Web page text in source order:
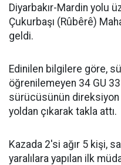
Diyarbakır-Mardin yolu
Çukurbaşı (Rûbêrê)
geldi.
Edinilen bilgilere göre,
öğrenilemeyen 34 GU
sürücüsünün
yoldan çıkarak takla attı.
Kazada 2'si ağır 5 kişi,
yaralılara yapılan ilk